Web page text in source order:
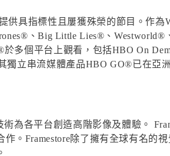
具指標性且屢獲殊榮的節目。作為
、Big Little Lies®、Westworld®
多個平台上觀看，包括HBO On
立串流媒體產品HBO GO®已在亞
為各平台創造高階影像及體驗。
。Framestore除了擁有全球有名的